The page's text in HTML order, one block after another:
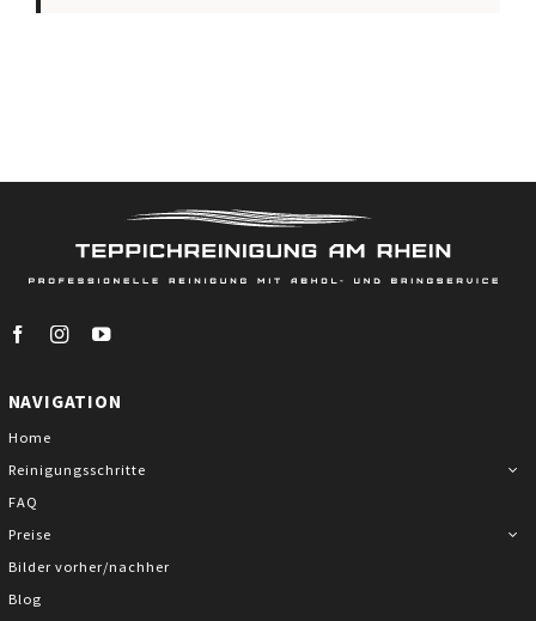
NAVIGATION
Home
Reinigungsschritte
FAQ
Preise
Bilder vorher/nachher
Blog